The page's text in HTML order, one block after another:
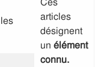
les
articles
désignent
un élément
connu.